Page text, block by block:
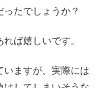
たでしょうか？
ば嬉しいです。
いますが、実際には